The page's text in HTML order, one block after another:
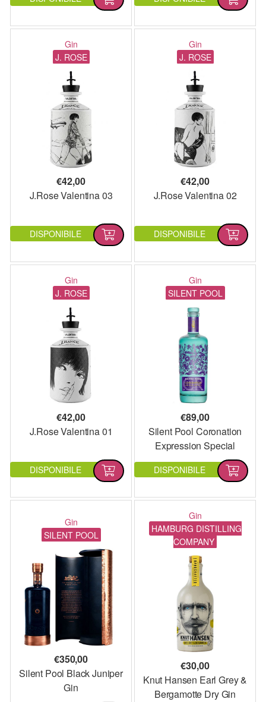
Gin
J. ROSE
€42,00
J.Rose Valentina 03
DISPONIBILE
Gin
J. ROSE
€42,00
J.Rose Valentina 02
DISPONIBILE
Gin
J. ROSE
€42,00
J.Rose Valentina 01
DISPONIBILE
Gin
SILENT POOL
€89,00
Silent Pool Coronation
Expression Special
Edition
DISPONIBILE
Gin
SILENT POOL
€350,00
Silent Pool Black Juniper
Gin
Gin
HAMBURG DISTILLING
COMPANY
€30,00
Knut Hansen Earl Grey &
Bergamotte Dry Gin